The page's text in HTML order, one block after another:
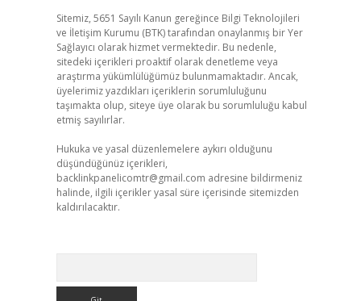
Sitemiz, 5651 Sayılı Kanun gereğince Bilgi Teknolojileri
ve İletişim Kurumu (BTK) tarafından onaylanmış bir Yer
Sağlayıcı olarak hizmet vermektedir. Bu nedenle,
sitedeki içerikleri proaktif olarak denetleme veya
araştırma yükümlülüğümüz bulunmamaktadır. Ancak,
üyelerimiz yazdıkları içeriklerin sorumluluğunu
taşımakta olup, siteye üye olarak bu sorumluluğu kabul
etmiş sayılırlar.
Hukuka ve yasal düzenlemelere aykırı olduğunu
düşündüğünüz içerikleri,
backlinkpanelicomtr@gmail.com adresine bildirmeniz
halinde, ilgili içerikler yasal süre içerisinde sitemizden
kaldırılacaktır.